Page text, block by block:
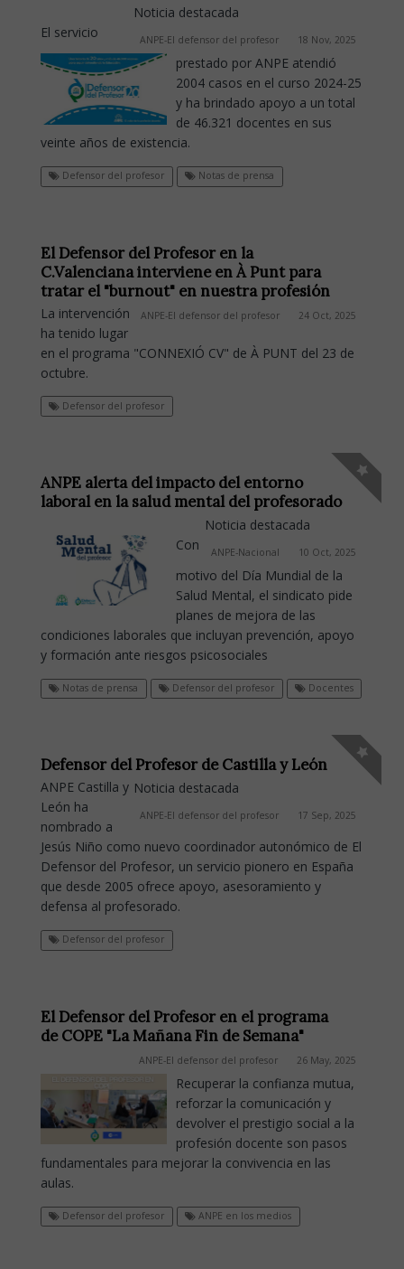
Noticia destacada
ANPE-El defensor del profesor 18 Nov, 2025
El servicio
prestado por ANPE atendió
2004 casos en el curso 2024-25
y ha brindado apoyo a un total
de 46.321 docentes en sus
veinte años de existencia.
Defensor del profesor Notas de prensa
El Defensor del Profesor en la
C.Valenciana interviene en À Punt para
tratar el "burnout" en nuestra profesión
ANPE-El defensor del profesor 24 Oct, 2025
La intervención
ha tenido lugar
en el programa "CONNEXIÓ CV" de À PUNT del 23 de
octubre.
Defensor del profesor
ANPE alerta del impacto del entorno
laboral en la salud mental del profesorado
Noticia destacada
ANPE-Nacional 10 Oct, 2025
Con
motivo del Día Mundial de la
Salud Mental, el sindicato pide
planes de mejora de las
condiciones laborales que incluyan prevención, apoyo
y formación ante riesgos psicosociales
Notas de prensa Defensor del profesor Docentes
Defensor del Profesor de Castilla y León
Noticia destacada
ANPE-El defensor del profesor 17 Sep, 2025
ANPE Castilla y
León ha
nombrado a
Jesús Niño como nuevo coordinador autonómico de El
Defensor del Profesor, un servicio pionero en España
que desde 2005 ofrece apoyo, asesoramiento y
defensa al profesorado.
Defensor del profesor
El Defensor del Profesor en el programa
de COPE "La Mañana Fin de Semana"
ANPE-El defensor del profesor 26 May, 2025
Recuperar la confianza mutua,
reforzar la comunicación y
devolver el prestigio social a la
profesión docente son pasos
fundamentales para mejorar la convivencia en las
aulas.
Defensor del profesor ANPE en los medios